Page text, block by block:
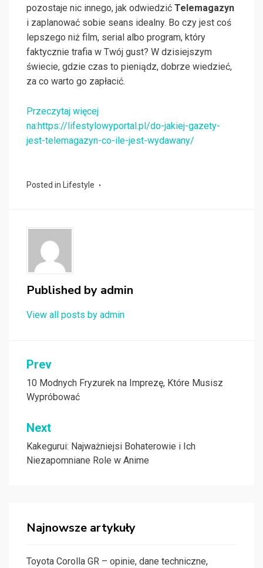
pozostaje nic innego, jak odwiedzić Telemagazyn
i zaplanować sobie seans idealny. Bo czy jest coś
lepszego niż film, serial albo program, który
faktycznie trafia w Twój gust? W dzisiejszym
świecie, gdzie czas to pieniądz, dobrze wiedzieć,
za co warto go zapłacić.
Przeczytaj więcej
na:https://lifestylowyportal.pl/do-jakiej-gazety-
jest-telemagazyn-co-ile-jest-wydawany/
Posted in Lifestyle
Published by admin
View all posts by admin
Nawigacja
wpisu
Prev
10 Modnych Fryzurek na Imprezę, Które Musisz
Wypróbować
Next
Kakegurui: Najważniejsi Bohaterowie i Ich
Niezapomniane Role w Anime
Najnowsze artykuły
Toyota Corolla GR – opinie, dane techniczne,